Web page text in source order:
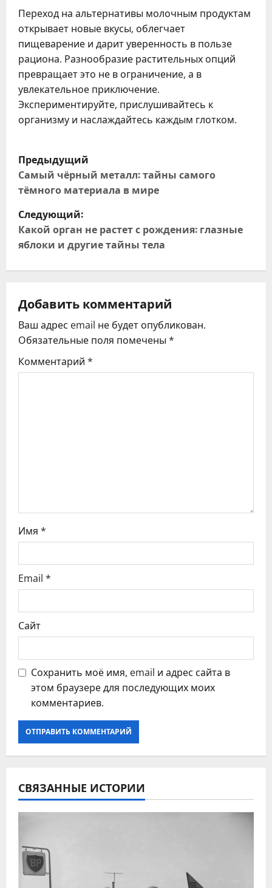
Переход на альтернативы молочным продуктам
открывает новые вкусы, облегчает
пищеварение и дарит уверенность в пользе
рациона. Разнообразие растительных опций
превращает это не в ограничение, а в
увлекательное приключение.
Экспериментируйте, прислушивайтесь к
организму и наслаждайтесь каждым глотком.
Н
а
в
и
г
ц
и
я
и
с
я
м
Предыдущий
Самый чёрный металл: тайны самого
тёмного материала в мире
Следующий:
Какой орган не растет с рождения: глазные
яблоки и другие тайны тела
Добавить комментарий
Ваш адрес email не будет опубликован.
Обязательные поля помечены *
Комментарий *
Имя *
Email *
Сайт
Сохранить моё имя, email и адрес сайта в
этом браузере для последующих моих
комментариев.
СВЯЗАННЫЕ ИСТОРИИ